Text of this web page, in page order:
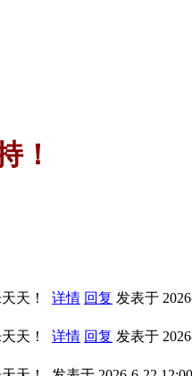
！
天！ 详情 回复 发表于
天！ 详情 回复 发表于